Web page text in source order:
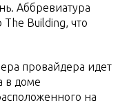
Аббревиатура
Building, что
провайдера идет
в доме
на